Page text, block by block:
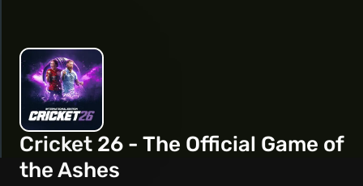
Cricket 26 - The Official Game of
the Ashes